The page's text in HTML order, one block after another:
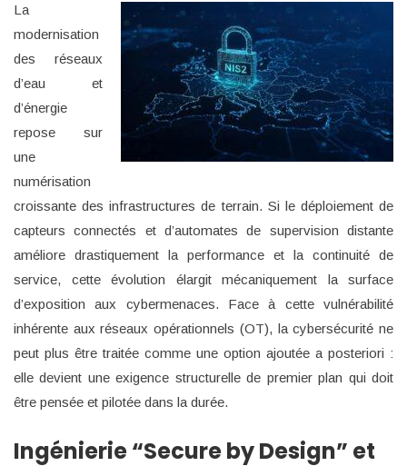
La
modernisation
des réseaux
d’eau et
d’énergie
repose sur
une
numérisation
croissante des infrastructures de terrain. Si le déploiement de
capteurs connectés et d’automates de supervision distante
améliore drastiquement la performance et la continuité de
service, cette évolution élargit mécaniquement la surface
d’exposition aux cybermenaces. Face à cette vulnérabilité
inhérente aux réseaux opérationnels (OT), la cybersécurité ne
peut plus être traitée comme une option ajoutée a posteriori :
elle devient une exigence structurelle de premier plan qui doit
être pensée et pilotée dans la durée.
Ingénierie “Secure by Design” et